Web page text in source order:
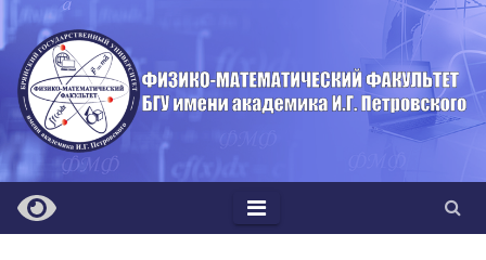
Перейти
к
содержимому